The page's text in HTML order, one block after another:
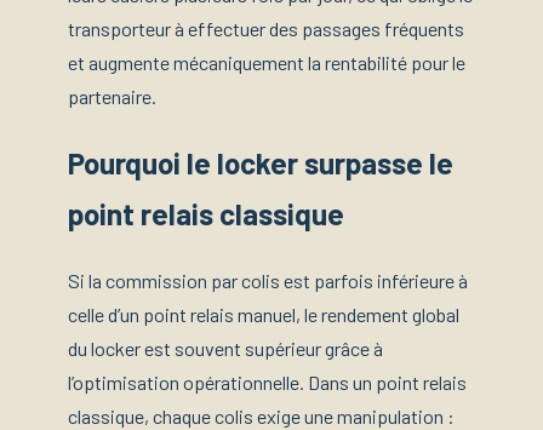
transporteur à effectuer des passages fréquents
et augmente mécaniquement la rentabilité pour le
partenaire.
Pourquoi le locker surpasse le
point relais classique
Si la commission par colis est parfois inférieure à
celle d’un point relais manuel, le rendement global
du locker est souvent supérieur grâce à
l’optimisation opérationnelle. Dans un point relais
classique, chaque colis exige une manipulation :